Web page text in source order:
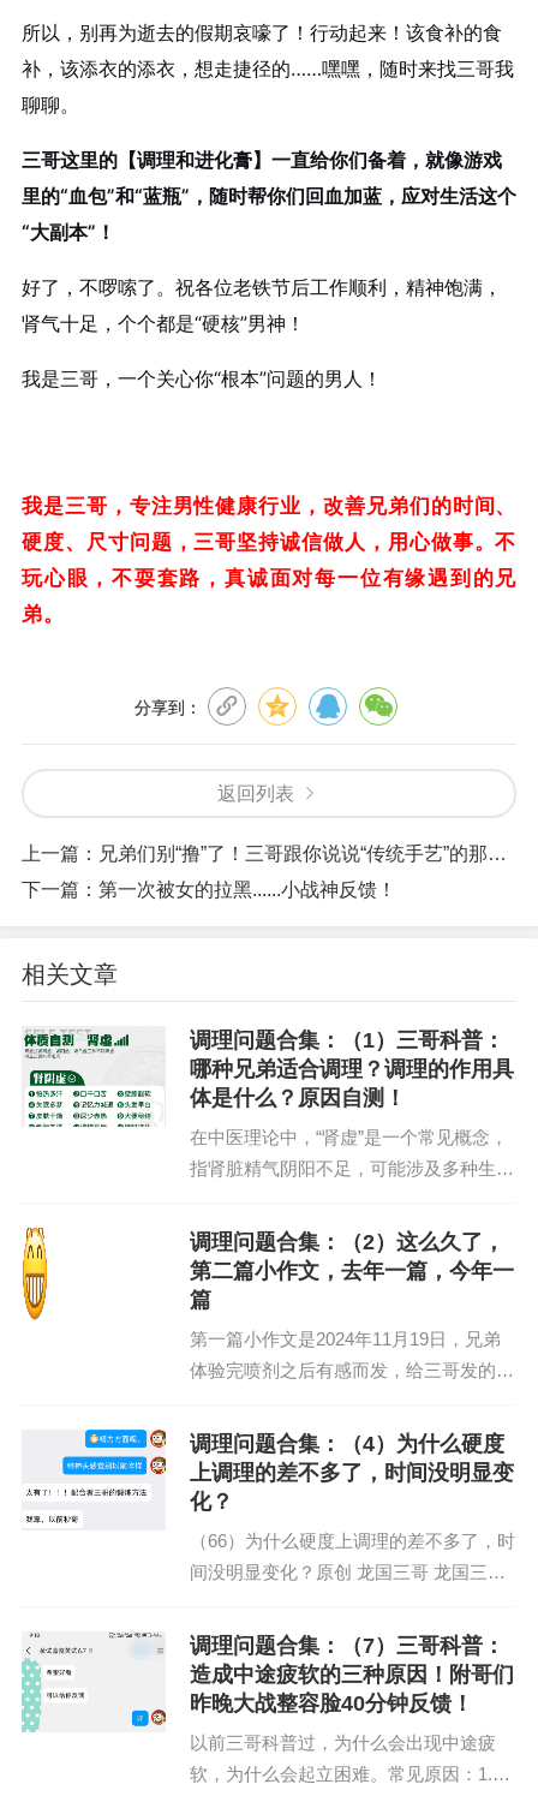
所以，别再为逝去的假期哀嚎了！行动起来！该食补的食
补，该添衣的添衣，想走捷径的……嘿嘿，随时来找三哥我
聊聊。
三哥这里的【调理和进化膏】一直给你们备着，就像游戏
里的“血包”和“蓝瓶”，随时帮你们回血加蓝，应对生活这个
“大副本”！
好了，不啰嗦了。祝各位老铁节后工作顺利，精神饱满，
肾气十足，个个都是“硬核”男神！
我是三哥，一个关心你“根本”问题的男人！
我是三哥，专注男性健康行业，改善兄弟们的时间、
硬度、尺寸问题，三哥坚持诚信做人，用心做事。不
玩心眼，不耍套路，真诚面对每一位有缘遇到的兄
弟。
分享到：
返回列表
上一篇： 兄弟们别“撸”了！三哥跟你说说“传统手艺”的那些坑
下一篇： 第一次被女的拉黑......小战神反馈！
相关文章
调理问题合集：（1）三哥科普：
哪种兄弟适合调理？调理的作用具
体是什么？原因自测！
在中医理论中，“肾虚”是一个常见概念，
指肾脏精气阴阳不足，可能涉及多种生理
分为肾阳虚、肾阴虚、肾气虚等类型，以
下是常见症状：通过自测，你大概就知道
自己属于哪种了，通...
调理问题合集：（2）这么久了，
第二篇小作文，去年一篇，今年一
篇
第一篇小作文是2024年11月19日，兄弟
体验完喷剂之后有感而发，给三哥发的反
们改善这方面的问题，又能获得兄弟们的
认可，这种成就感不可言喻第二篇小作
文，是昨天兄弟发...
调理问题合集：（4）为什么硬度
上调理的差不多了，时间没明显变
化？
（66）为什么硬度上调理的差不多了，时
间没明显变化？原创 龙国三哥 龙国三
度不太好，时间也比较短，用金喷时间...
调理问题合集：（7）三哥科普：
造成中途疲软的三种原因！附哥们
昨晚大战整容脸40分钟反馈！
以前三哥科普过，为什么会出现中途疲
软，为什么会起立困难。常见原因：1.体